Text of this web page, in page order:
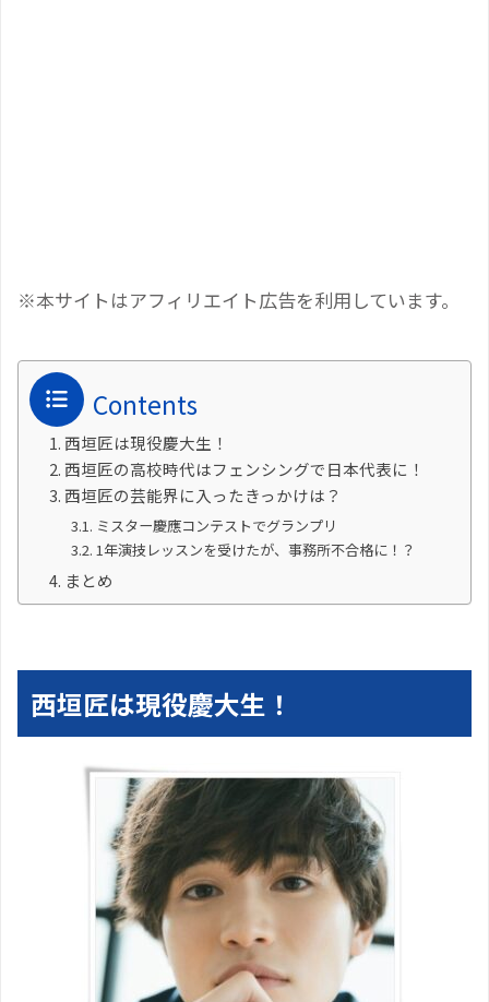
※本サイトはアフィリエイト広告を利用しています。
Contents
西垣匠は現役慶大生！
西垣匠の高校時代はフェンシングで日本代表に！
西垣匠の芸能界に入ったきっかけは？
ミスター慶應コンテストでグランプリ
1年演技レッスンを受けたが、事務所不合格に！？
まとめ
西垣匠は現役慶大生！